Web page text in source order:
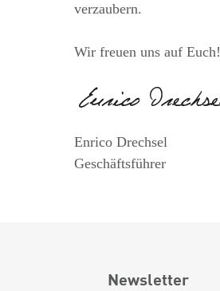
verzaubern.
Wir freuen uns auf Euch!
Enrico Drechsel
Geschäftsführer
Newsletter